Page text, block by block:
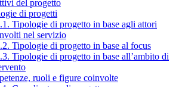
del progetto
di progetti
Tipologie di progetto in base agli attori
nel servizio
Tipologie di progetto in base al focus
Tipologie di progetto in base all’ambito di
ruoli e figure coinvolte